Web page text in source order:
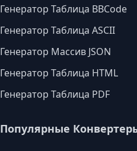
Генератор Таблица BBCode
Генератор Таблица ASCII
Генератор Массив JSON
Генератор Таблица HTML
Генератор Таблица PDF
Популярные